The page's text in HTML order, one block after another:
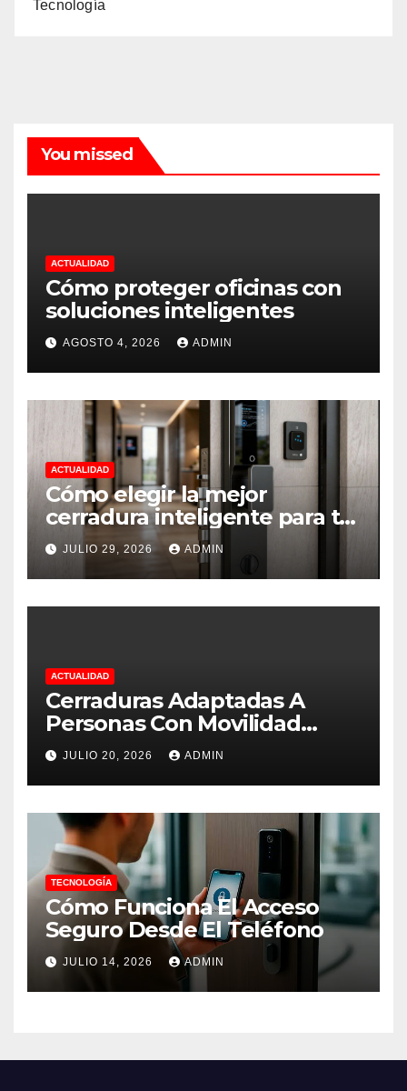
Tecnología
You missed
ACTUALIDAD
Cómo proteger oficinas con
soluciones inteligentes
AGOSTO 4, 2026 ADMIN
ACTUALIDAD
Cómo elegir la mejor
cerradura inteligente para tu
vivienda.
JULIO 29, 2026 ADMIN
ACTUALIDAD
Cerraduras Adaptadas A
Personas Con Movilidad
Reducida
JULIO 20, 2026 ADMIN
TECNOLOGÍA
Cómo Funciona El Acceso
Seguro Desde El Teléfono
JULIO 14, 2026 ADMIN